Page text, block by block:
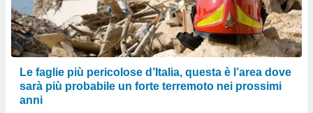
Le faglie più pericolose d’Italia, questa è l’area dove
sarà più probabile un forte terremoto nei prossimi
anni